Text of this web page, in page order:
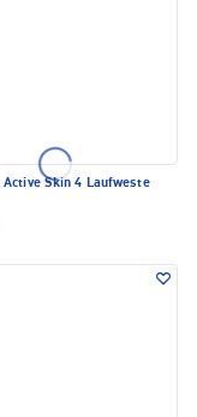
Active Skin 4 Laufweste